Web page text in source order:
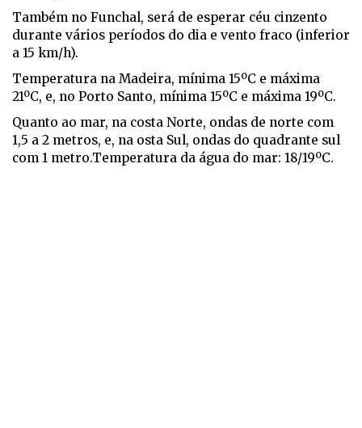
Também no Funchal, será de esperar céu cinzento
durante vários períodos do dia e vento fraco (inferior
a 15 km/h).
Temperatura na Madeira, mínima 15ºC e máxima
21ºC, e, no Porto Santo, mínima 15ºC e máxima 19ºC.
Quanto ao mar, na costa Norte, ondas de norte com
1,5 a 2 metros, e, na osta Sul, ondas do quadrante sul
com 1 metro.Temperatura da água do mar: 18/19ºC.